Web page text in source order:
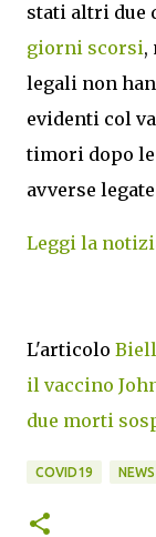
stati altri due
giorni scorsi,
legali non
evidenti col
timori dopo
avverse
Leggi la
L'articolo
il vaccino
due morti
COVID19 NEWS